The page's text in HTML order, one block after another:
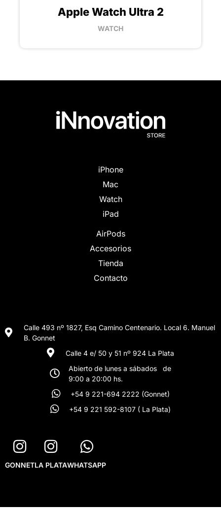
WATCH
Apple Watch Ultra 2
iPhone
Mac
Watch
iPad
AirPods
Accesorios
Tienda
Contacto
Calle 493 nº 1827, Esq Camino Centenario. Local 6. Manuel
B. Gonnet
Calle 4 e/ 50 y 51 nº 924 La Plata
Abierto de lunes a sábados de
9:00 a 20:00 hs.
+54 9 221-694 2222 (Gonnet)
+54 9 221 592-8107 ( La Plata)
GONNETLA PLATAWHATSAPP